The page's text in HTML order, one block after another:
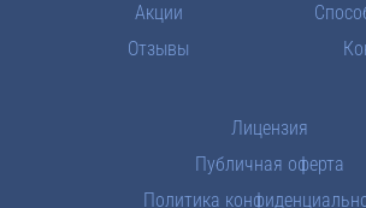
Акции
Отзывы
Лицензия
Публичная оферта
Политика